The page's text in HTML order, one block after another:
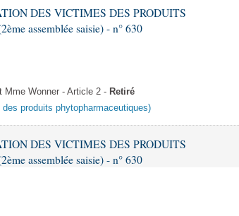
DES VICTIMES DES PRODUITS
assemblée saisie) - n° 630
Mme Wonner - Article 2 - Retiré
produits phytopharmaceutiques)
DES VICTIMES DES PRODUITS
assemblée saisie) - n° 630